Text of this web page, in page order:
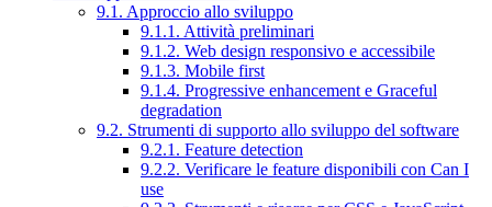
9.1. Approccio allo sviluppo
9.1.1. Attività preliminari
9.1.2. Web design responsivo e accessibile
9.1.3. Mobile first
9.1.4. Progressive enhancement e Graceful
degradation
9.2. Strumenti di supporto allo sviluppo del software
9.2.1. Feature detection
9.2.2. Verificare le feature disponibili con Can I
use